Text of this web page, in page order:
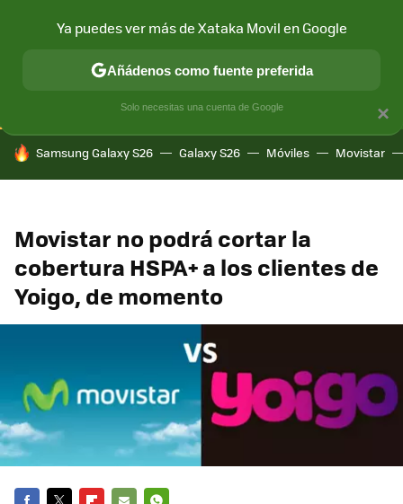
CONECTIVIDAD MÓVIL Y SOCIEDAD APLICACIONES
HOY SE HABLA DE
Samsung Galaxy S26 Galaxy S26 Móviles Movistar
Movistar no podrá cortar la
cobertura HSPA+ a los clientes de
Yoigo, de momento
×
Ya puedes ver más de Xataka Movil en Google
Añádenos como fuente preferida
Solo necesitas una cuenta de Google